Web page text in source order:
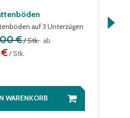
auf 3 Unterzügen
€/ Stk. ab
€/ Stk.
WARENKORB